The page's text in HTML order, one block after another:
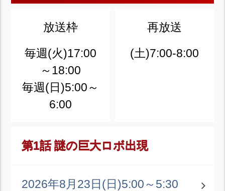
放送枠
毎週(火)17:00
～18:00
毎週(日)5:00～
6:00
再放送
(土)7:00-8:00
第1話 謎の巨大ロボ出現
2026年8月23日(日)5:00～5:30